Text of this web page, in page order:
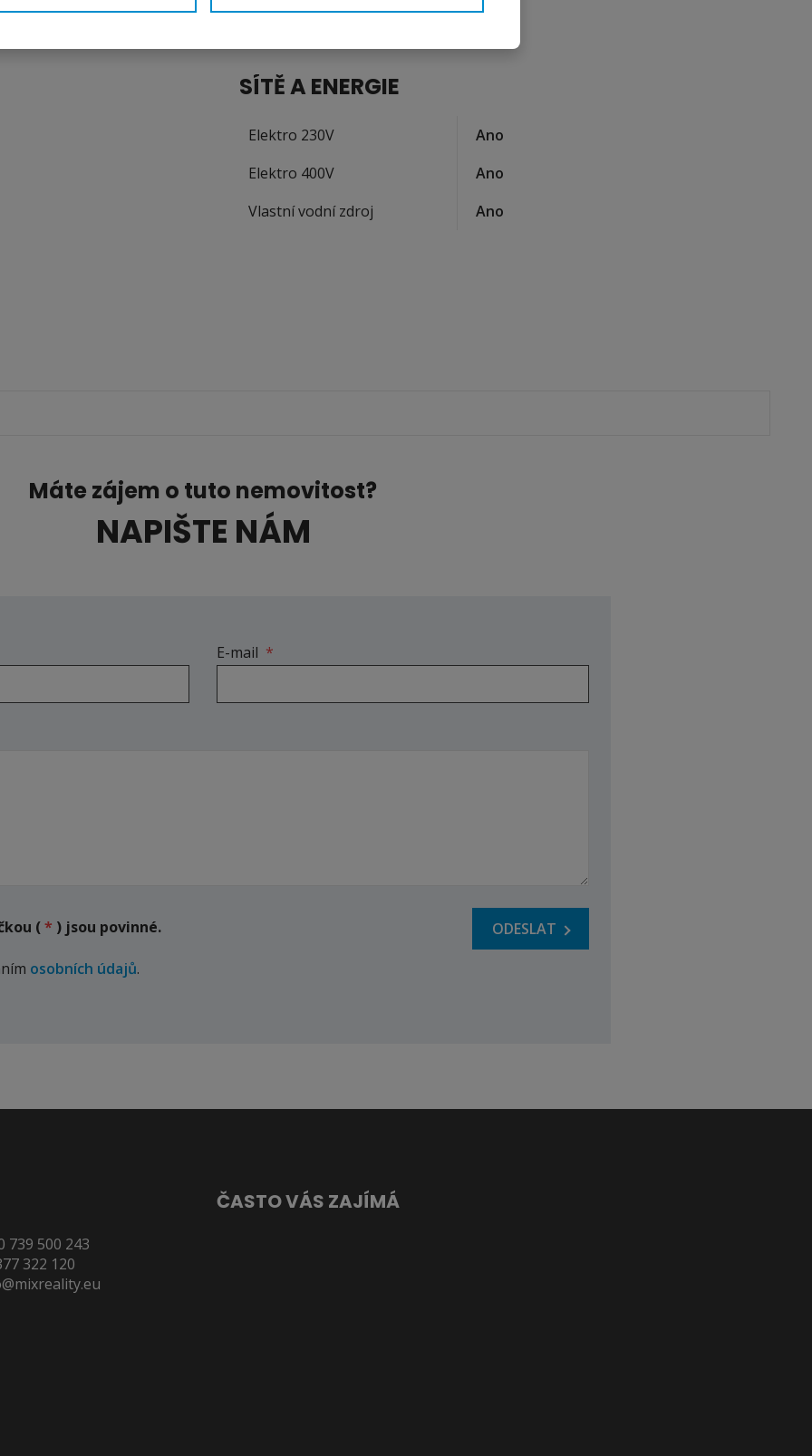
SÍTĚ A ENERGIE
Elektro 230V
Ano
Elektro 400V
Ano
Vlastní vodní zdroj
Ano
Máte zájem o tuto nemovitost?
NAPIŠTE NÁM
E-mail *
(* ) jsou povinné.
osobních údajů.
ODESLAT
ČASTO VÁS ZAJÍMÁ
739 500 243
322 120